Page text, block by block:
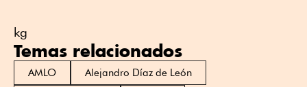
kg
Temas relacionados
AMLO
Alejandro Díaz de León